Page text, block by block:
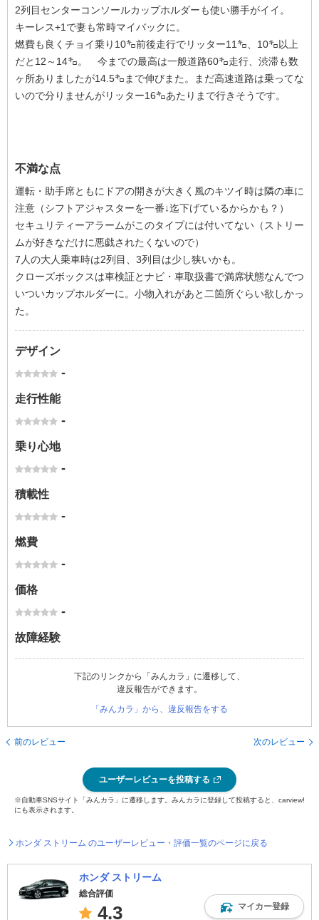
2列目センターコンソールカップホルダーも使い勝手がイイ。
キーレス+1で妻も常時マイバックに。
燃費も良くチョイ乗り10㌔前後走行でリッター11㌔、10㌔以上
だと12～14㌔。 今までの最高は一般道路60㌔走行、渋滞も数
ヶ所ありましたが14.5㌔まで伸びまた。まだ高速道路は乗ってな
いので分りませんがリッター16㌔あたりまで行きそうです。
不満な点
運転・助手席ともにドアの開きが大きく風のキツイ時は隣の車に
注意（シフトアジャスターを一番↓迄下げているからかも？）
セキュリティーアラームがこのタイプには付いてない（ストリー
ムが好きなだけに悪戯されたくないので）
7人の大人乗車時は2列目、3列目は少し狭いかも。
クローズボックスは車検証とナビ・車取扱書で満席状態なんでつ
いついカップホルダーに。小物入れがあと二箇所ぐらい欲しかっ
た。
デザイン
-
走行性能
-
乗り心地
-
積載性
-
燃費
-
価格
-
故障経験
下記のリンクから「みんカラ」に遷移して、
違反報告ができます。
「みんカラ」から、違反報告をする
前のレビュー 次のレビュー
ユーザーレビューを投稿する
※自動車SNSサイト「みんカラ」に遷移します。みんカラに登録して投稿すると、carview!
にも表示されます。
ホンダ ストリーム のユーザーレビュー・評価一覧のページに戻る
ホンダ ストリーム
総合評価
4.3 マイカー登録